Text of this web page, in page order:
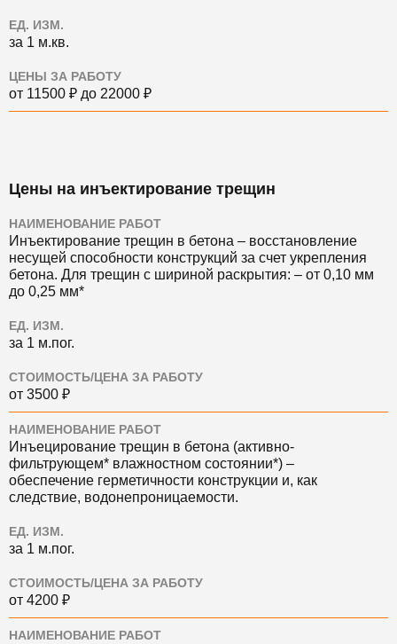
ЕД. ИЗМ.
за 1 м.кв.
ЦЕНЫ ЗА РАБОТУ
от 11500 ₽ до 22000 ₽
Цены на инъектирование трещин
НАИМЕНОВАНИЕ РАБОТ
Инъектирование трещин в бетона ‒ восстановление
несущей способности конструкций за счет укрепления
бетона. Для трещин с шириной раскрытия: ‒ от 0,10 мм
до 0,25 мм*
ЕД. ИЗМ.
за 1 м.пог.
СТОИМОСТЬ/ЦЕНА ЗА РАБОТУ
от 3500 ₽
НАИМЕНОВАНИЕ РАБОТ
Инъецирование трещин в бетона (активно-
фильтрующем* влажностном состоянии*) ‒
обеспечение герметичности конструкции и, как
следствие, водонепроницаемости.
ЕД. ИЗМ.
за 1 м.пог.
СТОИМОСТЬ/ЦЕНА ЗА РАБОТУ
от 4200 ₽
НАИМЕНОВАНИЕ РАБОТ